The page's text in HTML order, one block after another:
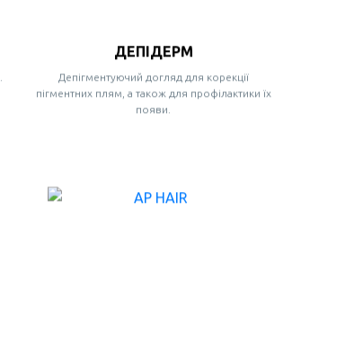
ДЕПІДЕРМ
Депігментуючий догляд для корекції
пігментних плям, а також для профілактики їх
появи.